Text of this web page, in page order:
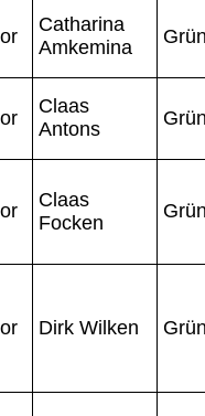
Catharina
Amkemina
Claas
Antons
Claas
Focken
Dirk Wilken